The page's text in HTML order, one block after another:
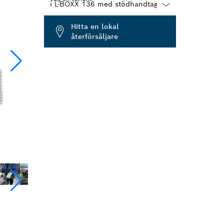
closed
Hitta en lokal
återförsäljare